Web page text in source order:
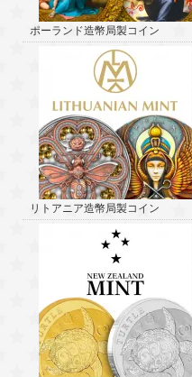
ポーランド造幣局製コイン
リトアニア造幣局製コイン